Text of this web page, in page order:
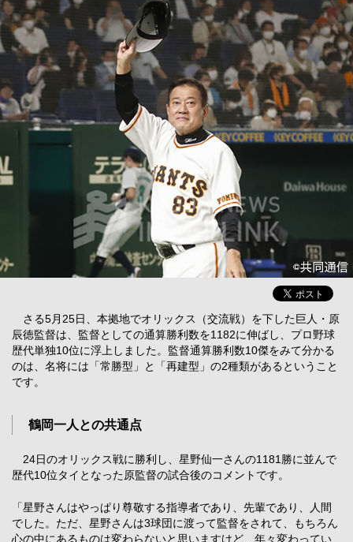
さる5月25日、本拠地でオリックス（交流戦）を下した巨人・原
辰徳監督は、監督としての通算勝利数を1182に伸ばし、プロ野球
歴代単独10位に浮上しました。監督通算勝利数10傑をみて分かる
のは、名将には「常勝型」と「再建型」の2種類があるということ
です。
鶴岡一人との共通点
24日のオリックス戦に勝利し、星野仙一さんの1181勝に並んで
歴代10位タイとなった原監督の試合後のコメントです。
「星野さんはやっぱり尊敬する指導者であり、先輩であり、人間
でした。ただ、星野さんは3球団に渡って監督をされて、もちろん
心の中にあるものは変わらないと思いますけど、年々変わってい